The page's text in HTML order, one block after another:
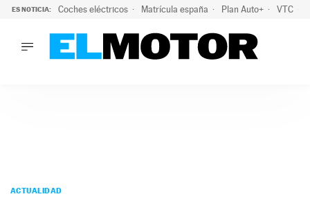
ES NOTICIA: Coches eléctricos Matrícula españa Plan Auto+ VTC
PODCAST
ACTUALIDAD